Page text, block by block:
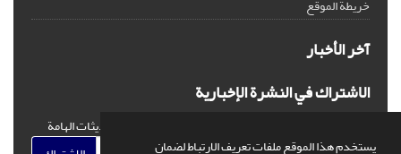
يستخدم هذا الموقع ملفات تعريف الارتباط لضمان
خريطة الموقع
آخر الأخبار
الاشتراك في النشرة الإخبارية
اشترك في النشرة الإخبارية لدينا للحصول على الأخبار والتحديثات الهامة